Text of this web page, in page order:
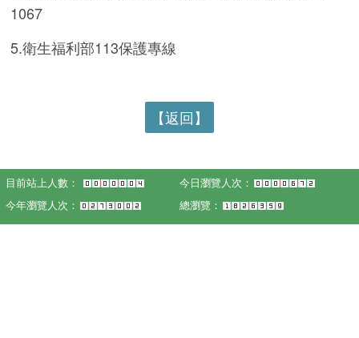
1067
5.衛生福利部113保護專線
【返回】
目前站上人數：
今日瀏覽人次：
今年瀏覽人次：
總瀏覽：